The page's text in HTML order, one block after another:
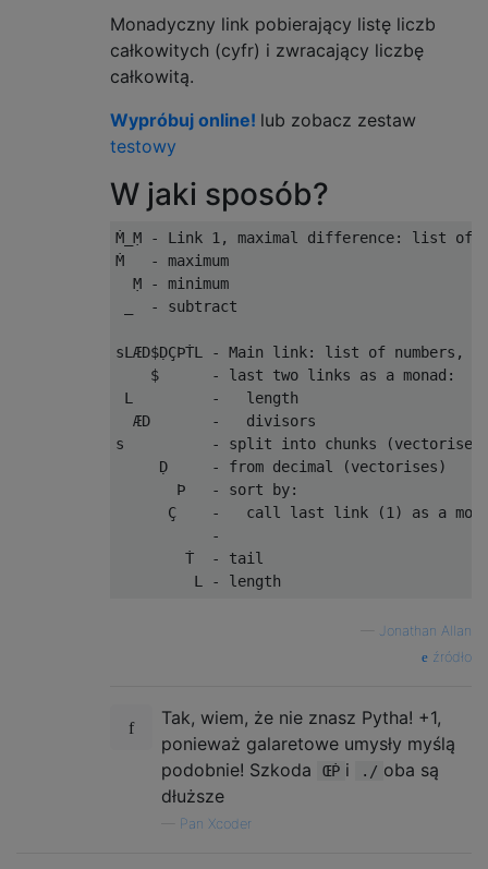
Monadyczny link pobierający listę liczb
całkowitych (cyfr) i zwracający liczbę
całkowitą.
Wypróbuj online! lub zobacz zestaw
testowy
W jaki sposób?
Ṁ_Ṃ - Link 1, maximal difference: list of
Ṁ   - maximum
  Ṃ - minimum
_  - subtract
sLÆD$ḌÇÞṪL - Main link: list of
    $      - last two links as a monad:
L         -   length
ÆD       -   divisors
s          - split into chunks
Ḍ     - from decimal (vectorises)
       Þ   - sort by:
Ç    -   call last link (1) as a
-
Ṫ  - tail
Jonathan Allan
źródło
Tak, wiem, że nie znasz Pytha! +1,
ponieważ galaretowe umysły myślą
podobnie! Szkoda
ŒṖ i ./ oba są
dłuższe
Pan Xcoder